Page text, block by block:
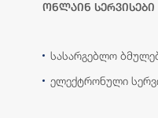
ონლაინ სერვისები
სასარგებლო
ელექტრონული